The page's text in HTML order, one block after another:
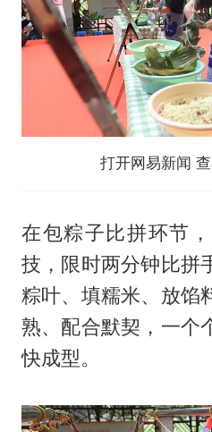
打开网易新闻
在包粽子比拼环节
技，限时两分钟比拼
粽叶、填糯米、放馅
熟、配合默契，一个
快成型。